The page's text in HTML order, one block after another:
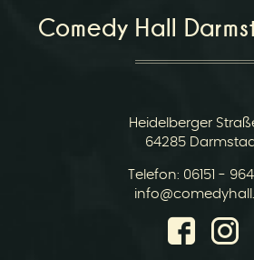
Comedy Hall
Heidelberger Straße
64285
Telefon: 06151 -
E-